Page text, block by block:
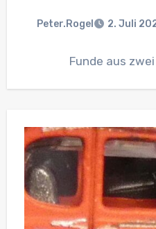
Peter.Rogel 2. Juli
Funde aus